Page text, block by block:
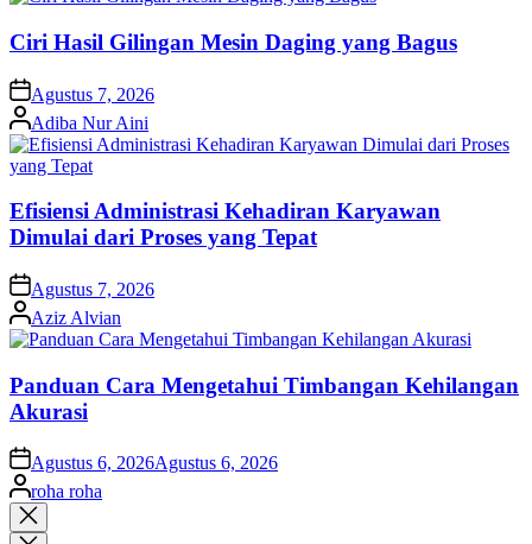
Ciri Hasil Gilingan Mesin Daging yang Bagus
on Agustus 7, 2026
Posted
by
Adiba Nur Aini
Efisiensi Administrasi Kehadiran Karyawan
Dimulai dari Proses yang Tepat
on Agustus 7, 2026
Posted
by
Aziz Alvian
Panduan Cara Mengetahui Timbangan Kehilangan
Akurasi
on Agustus 6, 2026Agustus 6, 2026
Posted
by
roha roha
Close
search